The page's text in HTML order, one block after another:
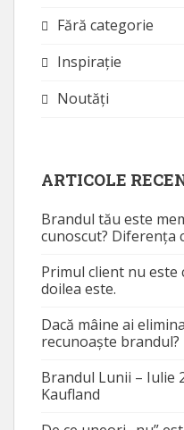
Fără categorie
Inspirație
Noutăţi
ARTICOLE
Brandul tău este
cunoscut? Diferența
Primul client nu este
doilea este.
Dacă mâine ai
recunoaște brandul?
Brandul Lunii – Iulie
Kaufland